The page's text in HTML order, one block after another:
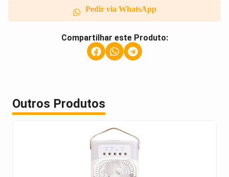
Pedir via WhatsApp
Compartilhar este Produto:
Outros Produtos